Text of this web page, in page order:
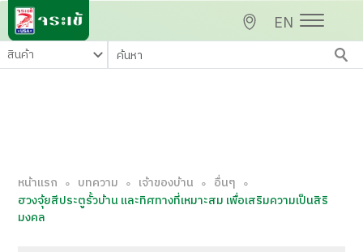
EN
หน้าแรก ∘ บทความ ∘ เจ้าของบ้าน ∘ อื่นๆ ∘
ฮวงจุ้ยสีประตูรั้วบ้าน และทิศทางที่เหมาะสม เพื่อเสริมความเป็นสิริ
มงคล